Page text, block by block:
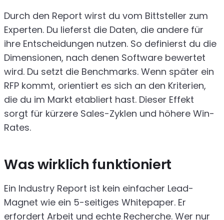
Durch den Report wirst du vom Bittsteller zum
Experten. Du lieferst die Daten, die andere für
ihre Entscheidungen nutzen. So definierst du die
Dimensionen, nach denen Software bewertet
wird. Du setzt die Benchmarks. Wenn später ein
RFP kommt, orientiert es sich an den Kriterien,
die du im Markt etabliert hast. Dieser Effekt
sorgt für kürzere Sales-Zyklen und höhere Win-
Rates.
Was wirklich funktioniert
Ein Industry Report ist kein einfacher Lead-
Magnet wie ein 5-seitiges Whitepaper. Er
erfordert Arbeit und echte Recherche. Wer nur